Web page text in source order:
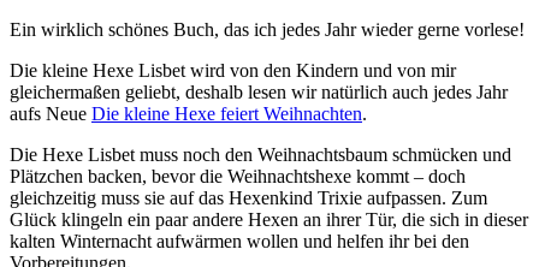
Ein wirklich schönes Buch, das ich jedes Jahr wieder gerne vorlese!
Die kleine Hexe Lisbet wird von den Kindern und von mir
gleichermaßen geliebt, deshalb lesen wir natürlich auch jedes Jahr
aufs Neue Die kleine Hexe feiert Weihnachten.
Die Hexe Lisbet muss noch den Weihnachtsbaum schmücken und
Plätzchen backen, bevor die Weihnachtshexe kommt – doch
gleichzeitig muss sie auf das Hexenkind Trixie aufpassen. Zum
Glück klingeln ein paar andere Hexen an ihrer Tür, die sich in dieser
kalten Winternacht aufwärmen wollen und helfen ihr bei den
Vorbereitungen.